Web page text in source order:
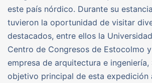
este país nórdico. Durante su
tuvieron la oportunidad de visitar
destacados, entre ellos la
Centro de Congresos de Estocolmo
empresa de arquitectura e ingeniería,
objetivo principal de esta expedición